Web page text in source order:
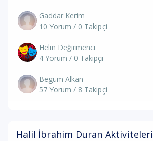
Gaddar Kerim
10 Yorum / 0 Takipçi
Helin Değirmenci
4 Yorum / 0 Takipçi
Begüm Alkan
57 Yorum / 8 Takipçi
Halil İbrahim Duran Aktiviteleri